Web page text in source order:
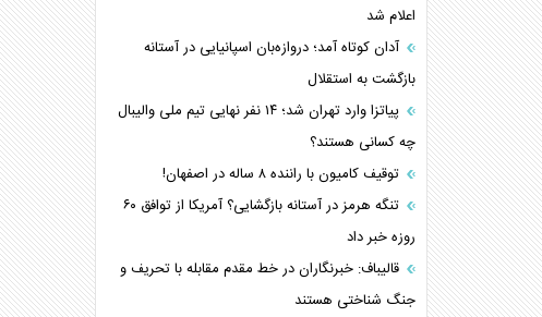
اعلام شد
آدان کوتاه آمد؛ دروازه‌بان اسپانیایی در آستانه
بازگشت به استقلال
پیاتزا وارد تهران شد؛ ۱۴ نفر نهایی تیم ملی والیبال
چه کسانی هستند؟
توقیف کامیون با راننده ۸ ساله در اصفهان!
تنگه هرمز در آستانه بازگشایی؟ آمریکا از توافق ۶۰
روزه خبر داد
قالیباف: خبرنگاران در خط مقدم مقابله با تحریف و
جنگ شناختی هستند